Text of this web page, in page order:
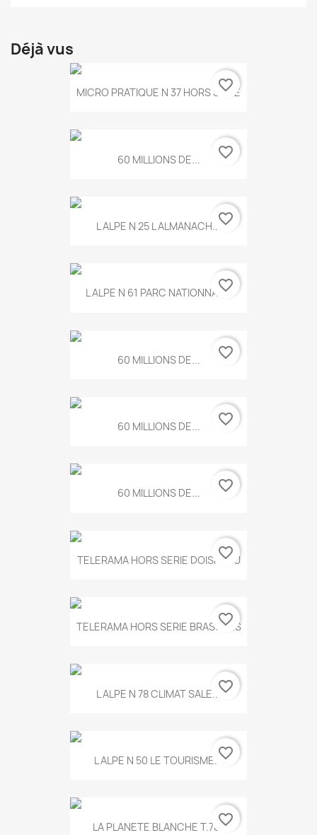
Déjà vus
MICRO PRATIQUE N 37 HORS SERIE
favorite_border
60 MILLIONS DE... favorite_border
L ALPE N 25 L ALMANACH...favorite_border
L ALPE N 61 PARC NATIONNAL...
favorite_border
60 MILLIONS DE... favorite_border
60 MILLIONS DE... favorite_border
60 MILLIONS DE... favorite_border
TELERAMA HORS SERIE DOISNEAU
favorite_border
TELERAMA HORS SERIE BRASSENS
favorite_border
L ALPE N 78 CLIMAT SALE...favorite_border
L ALPE N 50 LE TOURISME...favorite_border
LA PLANETE BLANCHE T.785favorite_border